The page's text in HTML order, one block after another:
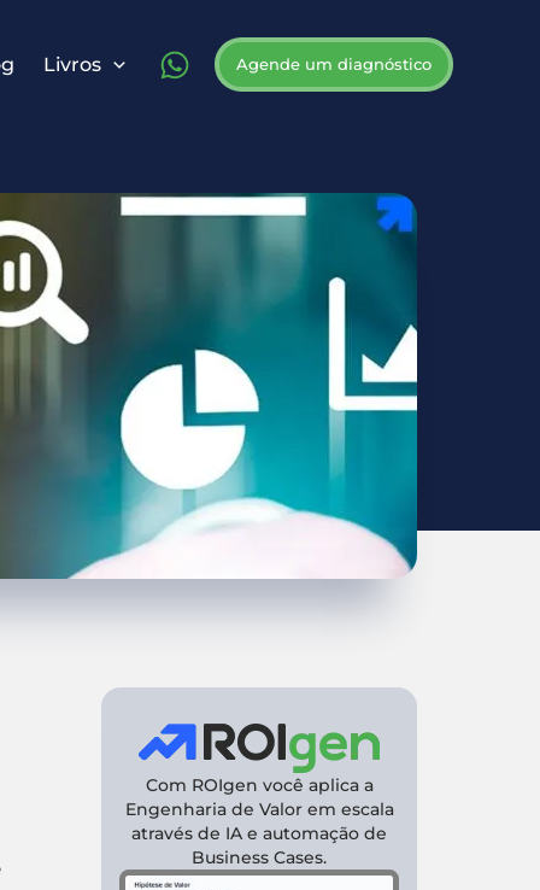
Livros Agende um diagnóstico
Com ROIgen você aplica a
Engenharia de Valor em escala
através de IA e automação de
Business Cases.